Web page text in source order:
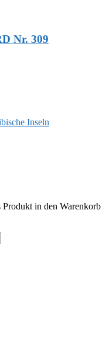
Nr. 309
Inseln
Produkt in den Warenkorb